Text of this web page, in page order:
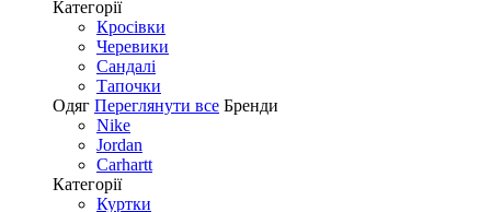
Категорії
Кросівки
Черевики
Сандалі
Tапочки
Одяг Переглянути все Бренди
Nike
Jordan
Carhartt
Категорії
Куртки